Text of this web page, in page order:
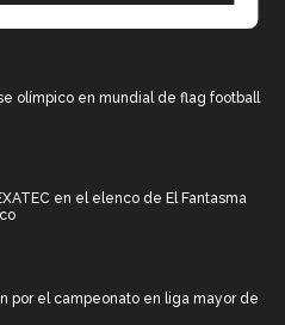
olímpico en mundial de flag football
en el elenco de El Fantasma
por el campeonato en liga mayor de